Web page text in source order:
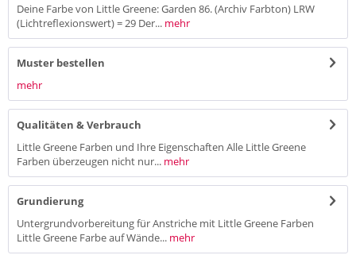
Deine Farbe von Little Greene: Garden 86. (Archiv Farbton) LRW
(Lichtreflexionswert) = 29 Der... mehr
Muster bestellen
mehr
Qualitäten & Verbrauch
Little Greene Farben und Ihre Eigenschaften Alle Little Greene
Farben überzeugen nicht nur... mehr
Grundierung
Untergrundvorbereitung für Anstriche mit Little Greene Farben
Little Greene Farbe auf Wände... mehr